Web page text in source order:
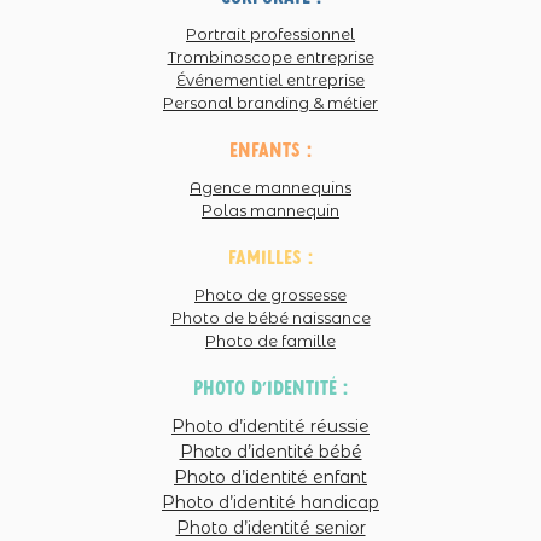
d’immortaliser ce dont la vie est vraiment
Répondre
votre présence auprès de cette famille pour
ce moment important … que d’émotions à
travers ces photos… je pense que pour cette
maman, c’était aussi, le photo, un
magnifique moyen de laisser un souvenir à
la perte d’un être cher… dans le même
contexte(au vu de ce que j’ai pu voir dans les
photos et commentaires…) nous n’avons
amour… je souhaite bcp de courage a cette
Répondre
Portrait professionnel
Trombinoscope entreprise
Événementiel entreprise
Personal branding & métier
enfants :
Agence mannequins
Polas mannequin
familles :
Photo de grossesse
Photo de bébé naissance
Photo de famille
photo d'identité :
Photo d’identité réussie
Photo d’identité bébé
Photo d’identité enfant
Photo d’identité handicap
Photo d’identité senior